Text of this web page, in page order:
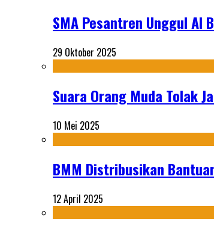
SMA Pesantren Unggul Al
29 Oktober 2025
Suara Orang Muda Tolak
10 Mei 2025
BMM Distribusikan
12 April 2025